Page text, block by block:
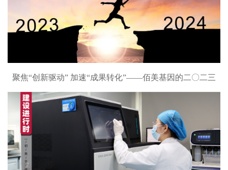
聚焦“创新驱动” 加速“成果转化”——佰美基因的二〇二三